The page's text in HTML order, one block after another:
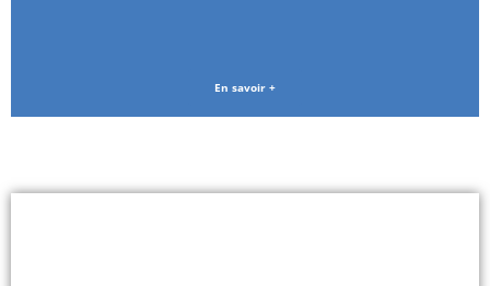
En savoir +